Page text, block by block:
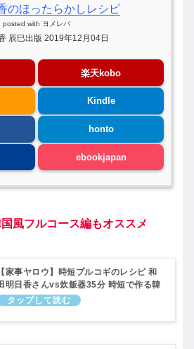
のほったらかしレシピ
posted with ヨメレバ
辰巳出版 2019年12月04日
楽天kobo
Kindle
honto
ebookjapan
風フルコース編もオススメ
【家事ヤロウ】時短プルコギのレシピ 和
明日香さんvs炊飯器35分 時短で作る韓
料理！6月14日